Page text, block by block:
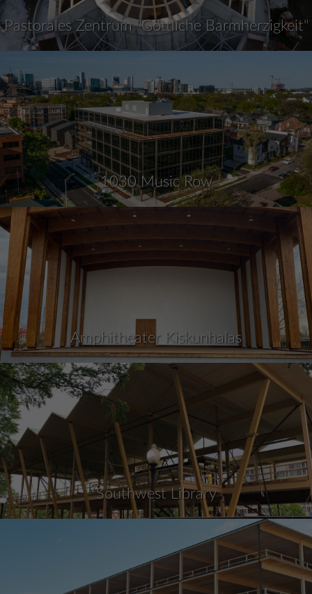
Pastorales Zentrum "Göttliche Barmherzigkeit"
1030 Music Row
Amphitheater Kiskunhalas
Southwest Library